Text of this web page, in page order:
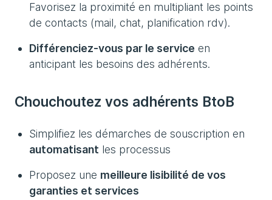
Favorisez la proximité en multipliant les points
de contacts (mail, chat, planification rdv).
Différenciez-vous par le service en
anticipant les besoins des adhérents.
Chouchoutez vos adhérents BtoB
Simplifiez les démarches de souscription en
automatisant les processus
Proposez une meilleure lisibilité de vos
garanties et services